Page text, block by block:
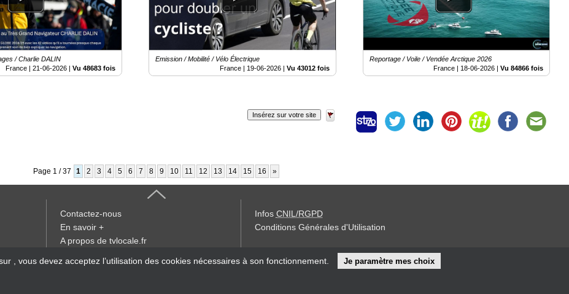
/ Charlie DALIN
France |21-06-2026 |Vu 48683 fois
Emission / Mobilité / Vélo Électrique
France | 19-06-2026| Vu 43012 fois
Reportage / Voile / Vendée Arctique 2026
France | 18-06-2026 |Vu 84866 fois
Insérez sur votre site
Page 1 / 37 1 2 3 4 5 6 7 8 9 10 11 12 13 14 15 16 »
Contactez-nous
En savoir +
A propos de tvlocale.fr
Devenir délégué
Infos CNIL/RGPD
Conditions Générales d'Utilisation
, vous devez acceptez l’utilisation des cookies nécessaires à son fonctionnement. Je paramètre mes choix